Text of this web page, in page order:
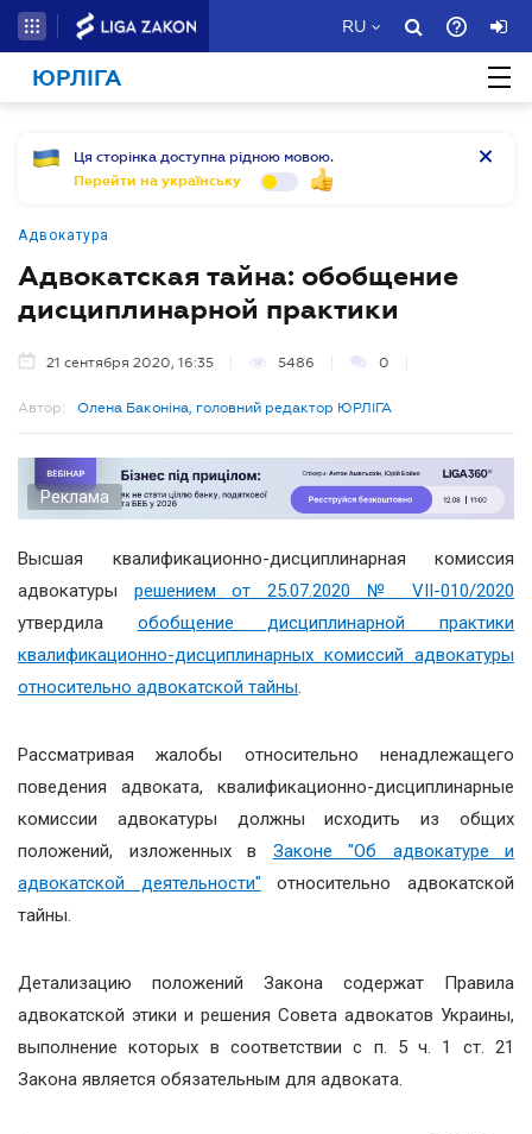
RU
ЮРЛІГА
Ця сторінка доступна рідною мовою.
Перейти на українську
Адвокатура
Адвокатская тайна: обобщение
дисциплинарной практики
21 сентября 2020, 16:35 5486 0
Автор: Олена Баконіна, головний редактор ЮРЛІГА
Реклама
Высшая квалификационно-дисциплинарная комиссия
адвокатуры решением от 25.07.2020 № VII-010/2020
утвердила обобщение дисциплинарной практики
квалификационно-дисциплинарных комиссий адвокатуры
относительно адвокатской тайны.
Рассматривая жалобы относительно ненадлежащего
поведения адвоката, квалификационно-дисциплинарные
комиссии адвокатуры должны исходить из общих
положений, изложенных в Законе "Об адвокатуре и
адвокатской деятельности" относительно адвокатской
тайны.
Детализацию положений Закона содержат Правила
адвокатской этики и решения Совета адвокатов Украины,
выполнение которых в соответствии с п. 5 ч. 1 ст. 21
Закона является обязательным для адвоката.